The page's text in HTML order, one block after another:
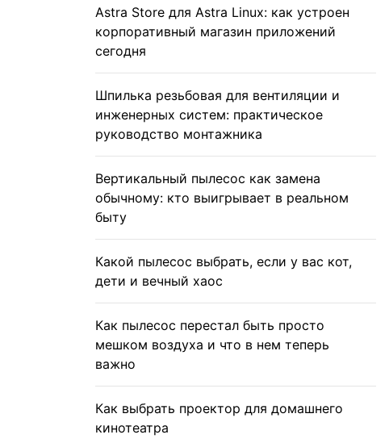
Astra Store для Astra Linux: как устроен
корпоративный магазин приложений
сегодня
Шпилька резьбовая для вентиляции и
инженерных систем: практическое
руководство монтажника
Вертикальный пылесос как замена
обычному: кто выигрывает в реальном
быту
Какой пылесос выбрать, если у вас кот,
дети и вечный хаос
Как пылесос перестал быть просто
мешком воздуха и что в нем теперь
важно
Как выбрать проектор для домашнего
кинотеатра